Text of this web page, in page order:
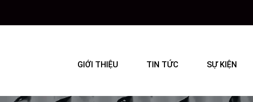
GIỚI THIỆU TIN TỨC SỰ KIỆN